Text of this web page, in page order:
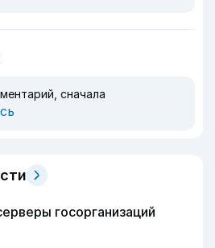
сначала
госорганизаций